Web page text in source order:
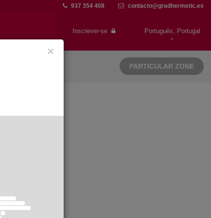
937 354 408 contacto@gradhermetic.es
Português, Portugal
Inscrever-se
PARTICULAR ZONE
×